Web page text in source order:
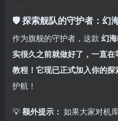
🛡️ 探索舰队的守护者：幻
作为旗舰的守护者，这款 幻
实很久之前就做好了，一直
教程！它现已正式加入你的探
护航！
💡额外提示： 如果大家对机